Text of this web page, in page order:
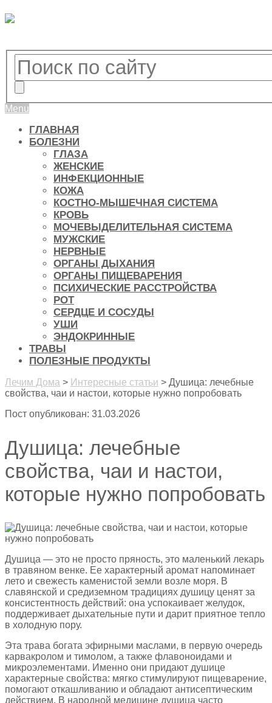
Menu
ГЛАВНАЯ
БОЛЕЗНИ
ГЛАЗА
ЖЕНСКИЕ
ИНФЕКЦИОННЫЕ
КОЖА
КОСТНО-МЫШЕЧНАЯ СИСТЕМА
КРОВЬ
МОЧЕВЫДЕЛИТЕЛЬНАЯ СИСТЕМА
МУЖСКИЕ
НЕРВНЫЕ
ОРГАНЫ ДЫХАНИЯ
ОРГАНЫ ПИЩЕВАРЕНИЯ
ПСИХИЧЕСКИЕ РАССТРОЙСТВА
РОТ
СЕРДЦЕ И СОСУДЫ
УШИ
ЭНДОКРИННЫЕ
ТРАВЫ
ПОЛЕЗНЫЕ ПРОДУКТЫ
Лечим Дома > Интересные статьи > Душица: лечебные
свойства, чаи и настои, которые нужно попробовать
Пост опубликован: 31.03.2026
Душица: лечебные
свойства, чаи и настои,
которые нужно попробовать
Душица — это не просто пряность, это маленький лекарь
в травяном венке. Ее характерный аромат напоминает
лето и свежесть каменистой земли возле моря. В
славянской и средиземном традициях душицу ценят за
консистентность действий: она успокаивает желудок,
поддерживает дыхательные пути и дарит приятное тепло
в холодную пору.
Эта трава богата эфирными маслами, в первую очередь
карвакролом и тимолом, а также флавоноидами и
микроэлементами. Именно они придают душице
характерные свойства: мягко стимулируют пищеварение,
помогают откашливанию и обладают антисептическим
действием. В народной медицине душица часто